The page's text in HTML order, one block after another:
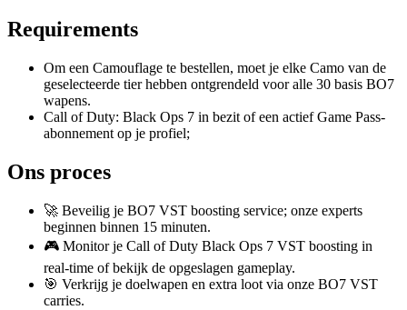
Requirements
Om een Camouflage te bestellen, moet je elke Camo van de
geselecteerde tier hebben ontgrendeld voor alle 30 basis BO7
wapens.
Call of Duty: Black Ops 7 in bezit of een actief Game Pass-
abonnement op je profiel;
Ons proces
🚀 Beveilig je BO7 VST boosting service; onze experts
beginnen binnen 15 minuten.
🎮 Monitor je Call of Duty Black Ops 7 VST boosting in
real-time of bekijk de opgeslagen gameplay.
🎯 Verkrijg je doelwapen en extra loot via onze BO7 VST
carries.